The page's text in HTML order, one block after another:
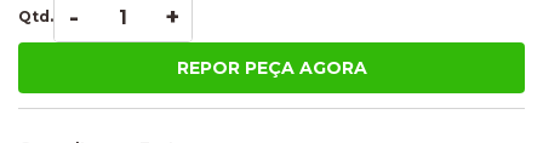
Qtd. - +
REPOR PEÇA AGORA